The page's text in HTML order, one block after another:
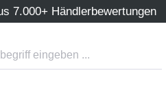
springen
7.000+ Händlerbewertungen